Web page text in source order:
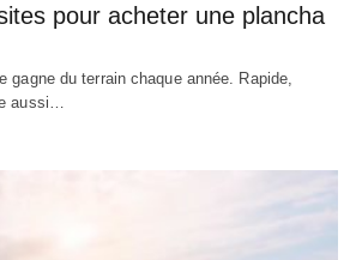
pour acheter une plancha
gagne du terrain chaque année. Rapide,
aussi…